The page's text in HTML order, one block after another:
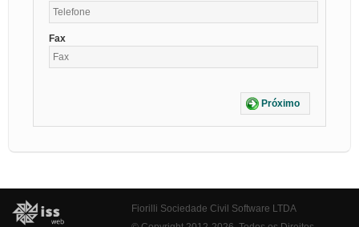
Fax
Próximo
Fiorilli Sociedade Civil Software LTDA